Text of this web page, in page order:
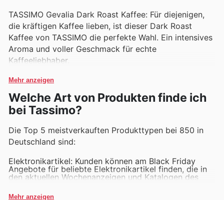
TASSIMO Gevalia Dark Roast Kaffee: Für diejenigen,
die kräftigen Kaffee lieben, ist dieser Dark Roast
Kaffee von TASSIMO die perfekte Wahl. Ein intensives
Aroma und voller Geschmack für echte
Kaffeeliebhaber.
Mehr anzeigen
Welche Art von Produkten finde ich
bei Tassimo?
Die Top 5 meistverkauften Produkttypen bei 850 in
Deutschland sind:
Elektronikartikel: Kunden können am Black Friday
Angebote für beliebte Elektronikartikel finden, die in
den aktuellen Wochenanzeigen und Katalogen des
Mode und Accessoires: Entdecken Sie tolle Rabatte
Mehr anzeigen